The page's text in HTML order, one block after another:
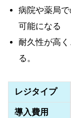
病院や薬局
可能になる
耐久性が高
る。
レジタイプ
導入費用